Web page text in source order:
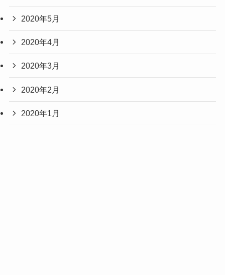
2020年5月
2020年4月
2020年3月
2020年2月
2020年1月